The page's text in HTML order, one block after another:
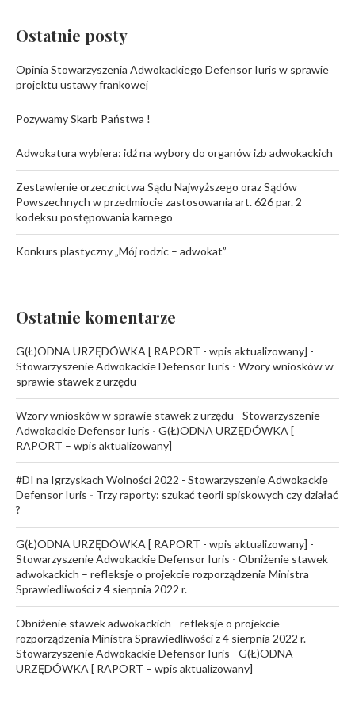
Ostatnie posty
Opinia Stowarzyszenia Adwokackiego Defensor Iuris w sprawie
projektu ustawy frankowej
Pozywamy Skarb Państwa !
Adwokatura wybiera: idź na wybory do organów izb adwokackich
Zestawienie orzecznictwa Sądu Najwyższego oraz Sądów
Powszechnych w przedmiocie zastosowania art. 626 par. 2
kodeksu postępowania karnego
Konkurs plastyczny „Mój rodzic – adwokat”
Ostatnie komentarze
G(Ł)ODNA URZĘDÓWKA [ RAPORT - wpis aktualizowany] -
Stowarzyszenie Adwokackie Defensor Iuris - Wzory wniosków w
sprawie stawek z urzędu
Wzory wniosków w sprawie stawek z urzędu - Stowarzyszenie
Adwokackie Defensor Iuris - G(Ł)ODNA URZĘDÓWKA [
RAPORT – wpis aktualizowany]
#DI na Igrzyskach Wolności 2022 - Stowarzyszenie Adwokackie
Defensor Iuris - Trzy raporty: szukać teorii spiskowych czy działać
?
G(Ł)ODNA URZĘDÓWKA [ RAPORT - wpis aktualizowany] -
Stowarzyszenie Adwokackie Defensor Iuris - Obniżenie stawek
adwokackich – refleksje o projekcie rozporządzenia Ministra
Sprawiedliwości z 4 sierpnia 2022 r.
Obniżenie stawek adwokackich - refleksje o projekcie
rozporządzenia Ministra Sprawiedliwości z 4 sierpnia 2022 r. -
Stowarzyszenie Adwokackie Defensor Iuris - G(Ł)ODNA
URZĘDÓWKA [ RAPORT – wpis aktualizowany]